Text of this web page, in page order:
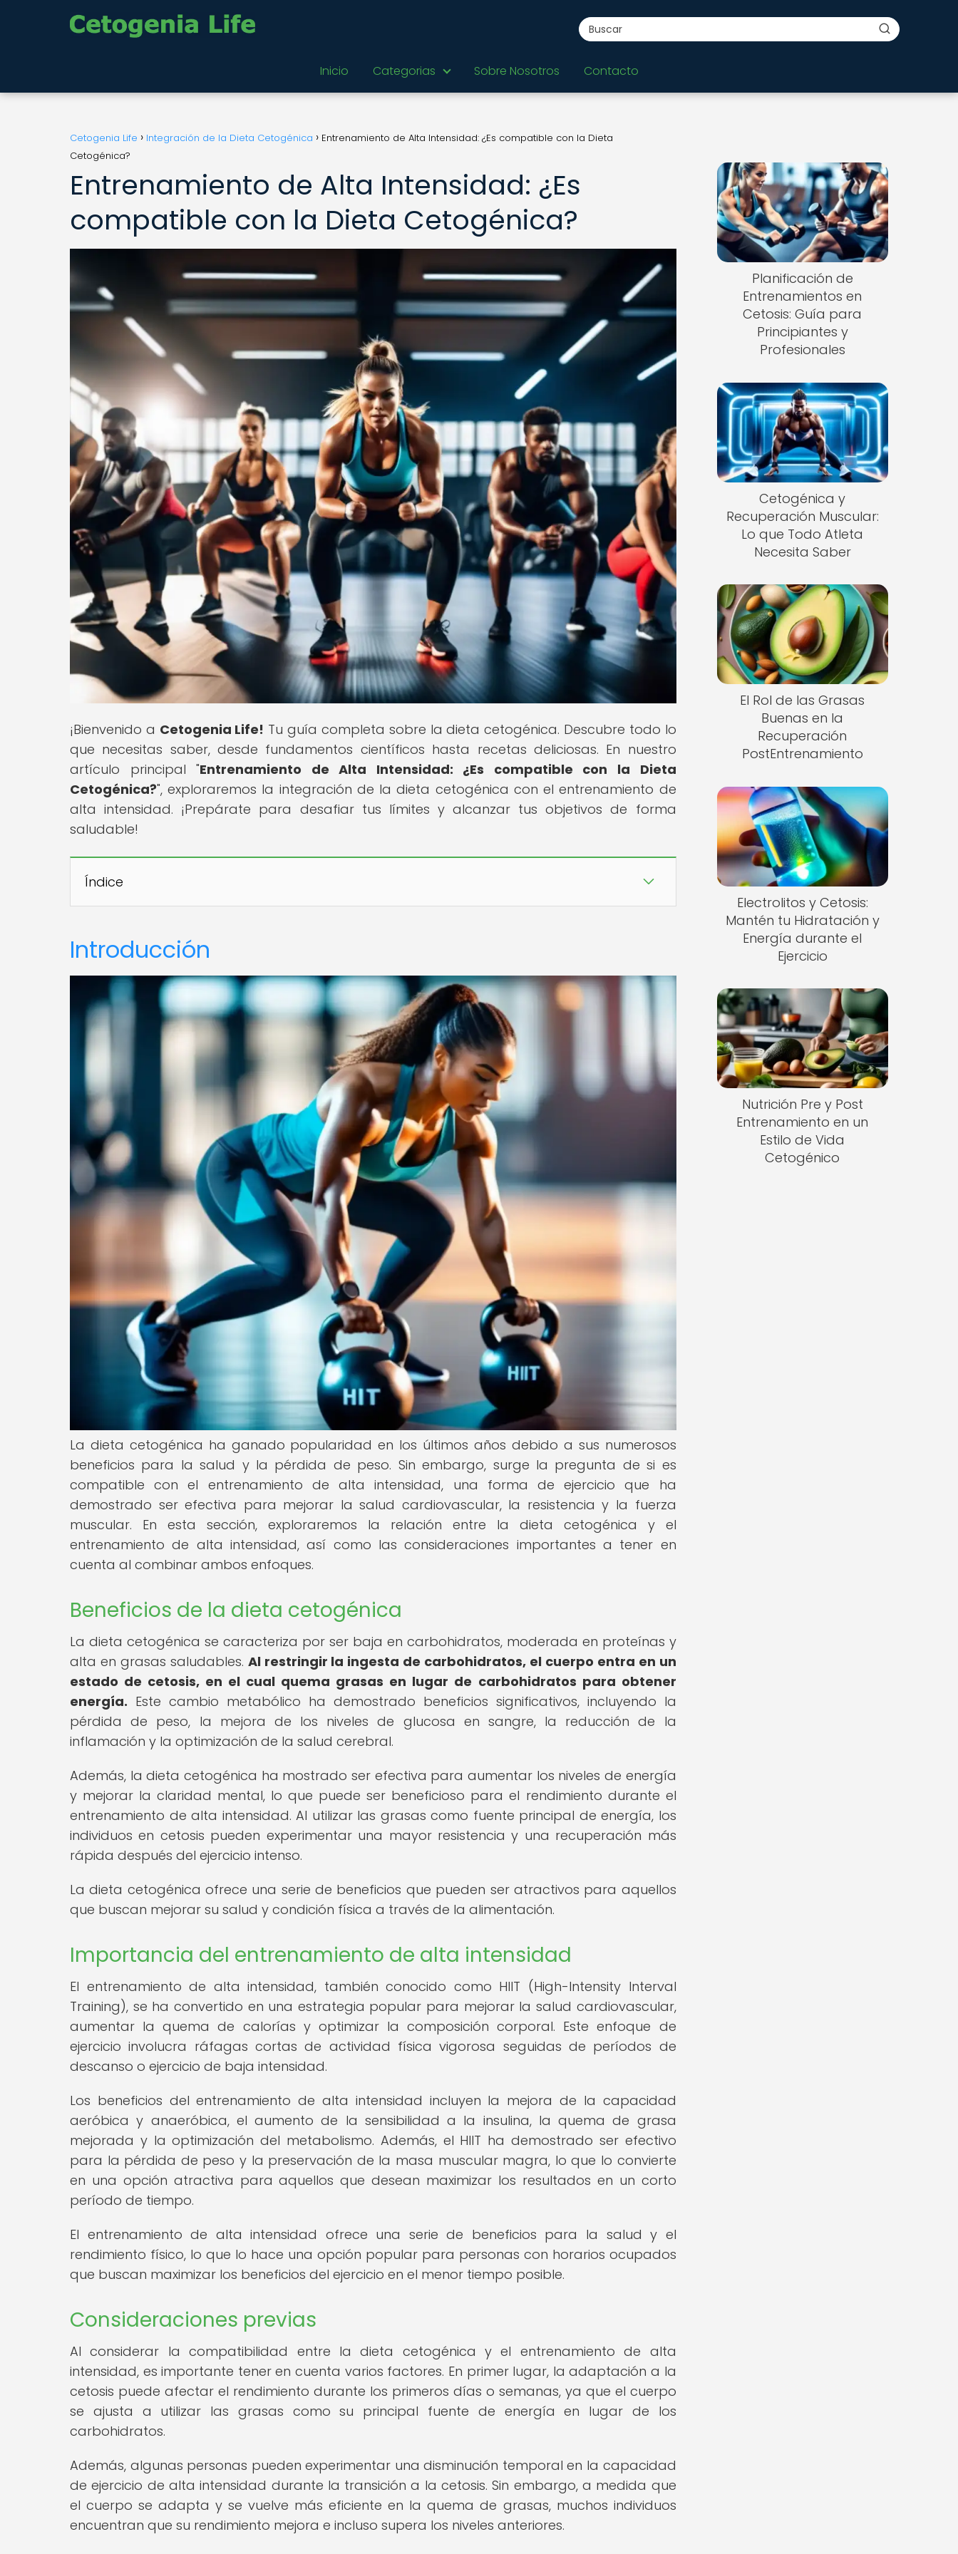
Inicio Categorias Sobre Nosotros Contacto
Cetogenia Life Integración de la Dieta Cetogénica
Entrenamiento de Alta Intensidad: ¿Es compatible con la Dieta
Cetogénica?
Entrenamiento de Alta Intensidad: ¿Es
compatible con la Dieta Cetogénica?
¡Bienvenido a Cetogenia Life! Tu guía completa sobre la dieta cetogénica. Descubre todo lo
que necesitas saber, desde fundamentos científicos hasta recetas deliciosas. En nuestro
artículo principal "Entrenamiento de Alta Intensidad: ¿Es compatible con la Dieta
Cetogénica?", exploraremos la integración de la dieta cetogénica con el entrenamiento de
alta intensidad. ¡Prepárate para desafiar tus límites y alcanzar tus objetivos de forma
saludable!
Índice
Introducción
La dieta cetogénica ha ganado popularidad en los últimos años debido a sus numerosos
beneficios para la salud y la pérdida de peso. Sin embargo, surge la pregunta de si es
compatible con el entrenamiento de alta intensidad, una forma de ejercicio que ha
demostrado ser efectiva para mejorar la salud cardiovascular, la resistencia y la fuerza
muscular. En esta sección, exploraremos la relación entre la dieta cetogénica y el
entrenamiento de alta intensidad, así como las consideraciones importantes a tener en
cuenta al combinar ambos enfoques.
Beneficios de la dieta cetogénica
La dieta cetogénica se caracteriza por ser baja en carbohidratos, moderada en proteínas y
alta en grasas saludables. Al restringir la ingesta de carbohidratos, el cuerpo entra en un
estado de cetosis, en el cual quema grasas en lugar de carbohidratos para obtener
energía. Este cambio metabólico ha demostrado beneficios significativos, incluyendo la
pérdida de peso, la mejora de los niveles de glucosa en sangre, la reducción de la
inflamación y la optimización de la salud cerebral.
Además, la dieta cetogénica ha mostrado ser efectiva para aumentar los niveles de energía
y mejorar la claridad mental, lo que puede ser beneficioso para el rendimiento durante el
entrenamiento de alta intensidad. Al utilizar las grasas como fuente principal de energía, los
individuos en cetosis pueden experimentar una mayor resistencia y una recuperación más
rápida después del ejercicio intenso.
La dieta cetogénica ofrece una serie de beneficios que pueden ser atractivos para aquellos
que buscan mejorar su salud y condición física a través de la alimentación.
Importancia del entrenamiento de alta intensidad
El entrenamiento de alta intensidad, también conocido como HIIT (High-Intensity Interval
Training), se ha convertido en una estrategia popular para mejorar la salud cardiovascular,
aumentar la quema de calorías y optimizar la composición corporal. Este enfoque de
ejercicio involucra ráfagas cortas de actividad física vigorosa seguidas de períodos de
descanso o ejercicio de baja intensidad.
Los beneficios del entrenamiento de alta intensidad incluyen la mejora de la capacidad
aeróbica y anaeróbica, el aumento de la sensibilidad a la insulina, la quema de grasa
mejorada y la optimización del metabolismo. Además, el HIIT ha demostrado ser efectivo
para la pérdida de peso y la preservación de la masa muscular magra, lo que lo convierte
en una opción atractiva para aquellos que desean maximizar los resultados en un corto
período de tiempo.
El entrenamiento de alta intensidad ofrece una serie de beneficios para la salud y el
rendimiento físico, lo que lo hace una opción popular para personas con horarios ocupados
que buscan maximizar los beneficios del ejercicio en el menor tiempo posible.
Consideraciones previas
Al considerar la compatibilidad entre la dieta cetogénica y el entrenamiento de alta
intensidad, es importante tener en cuenta varios factores. En primer lugar, la adaptación a la
cetosis puede afectar el rendimiento durante los primeros días o semanas, ya que el cuerpo
se ajusta a utilizar las grasas como su principal fuente de energía en lugar de los
carbohidratos.
Además, algunas personas pueden experimentar una disminución temporal en la capacidad
de ejercicio de alta intensidad durante la transición a la cetosis. Sin embargo, a medida que
el cuerpo se adapta y se vuelve más eficiente en la quema de grasas, muchos individuos
encuentran que su rendimiento mejora e incluso supera los niveles anteriores.
Planificación de
Entrenamientos en
Cetosis: Guía para
Principiantes y
Profesionales
Cetogénica y
Recuperación Muscular:
Lo que Todo Atleta
Necesita Saber
El Rol de las Grasas
Buenas en la
Recuperación
PostEntrenamiento
Electrolitos y Cetosis:
Mantén tu Hidratación y
Energía durante el
Ejercicio
Nutrición Pre y Post
Entrenamiento en un
Estilo de Vida
Cetogénico